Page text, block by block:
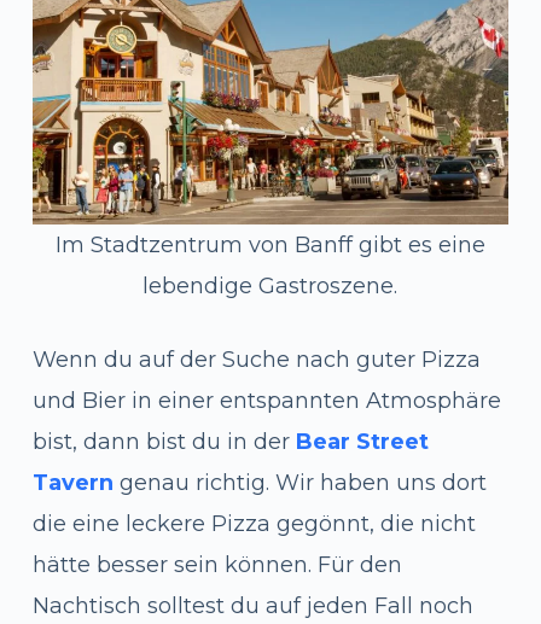
Im Stadtzentrum von Banff gibt es eine
lebendige Gastroszene.
Wenn du auf der Suche nach guter Pizza
und Bier in einer entspannten Atmosphäre
bist, dann bist du in der Bear Street
Tavern genau richtig. Wir haben uns dort
die eine leckere Pizza gegönnt, die nicht
hätte besser sein können. Für den
Nachtisch solltest du auf jeden Fall noch